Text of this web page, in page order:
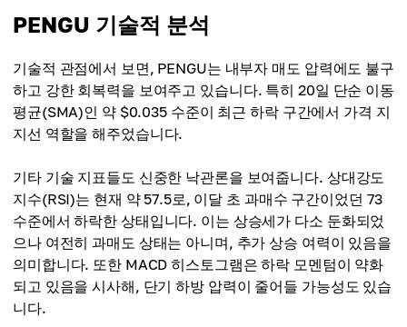
PENGU 기술적 분석
기술적 관점에서 보면, PENGU는 내부자 매도 압력에도 불구
하고 강한 회복력을 보여주고 있습니다. 특히 20일 단순 이동
평균(SMA)인 약 $0.035 수준이 최근 하락 구간에서 가격 지
지선 역할을 해주었습니다.
기타 기술 지표들도 신중한 낙관론을 보여줍니다. 상대강도
지수(RSI)는 현재 약 57.5로, 이달 초 과매수 구간이었던 73
수준에서 하락한 상태입니다. 이는 상승세가 다소 둔화되었
으나 여전히 과매도 상태는 아니며, 추가 상승 여력이 있음을
의미합니다. 또한 MACD 히스토그램은 하락 모멘텀이 약화
되고 있음을 시사해, 단기 하방 압력이 줄어들 가능성도 있습
니다.